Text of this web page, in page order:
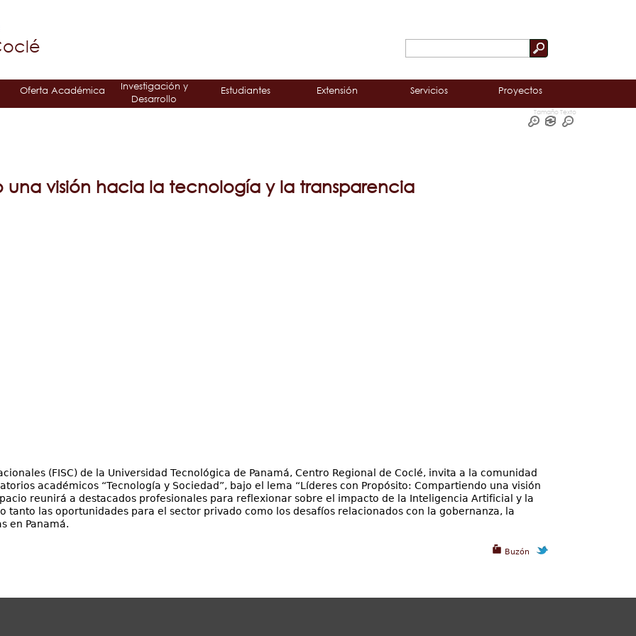
de
Oferta Académica
Investigación y
Desarrollo
Estudiantes Extensión Servicios Proyectos
Tamaño Texto
visión hacia la tecnología y la transparencia
(FISC) de la Universidad Tecnológica de Panamá, Centro Regional de Coclé, invita a la comunidad
académicos “Tecnología y Sociedad”, bajo el lema “Líderes con Propósito: Compartiendo una visión
reunirá a destacados profesionales para reflexionar sobre el impacto de la Inteligencia Artificial y la
tanto las oportunidades para el sector privado como los desafíos relacionados con la gobernanza, la
en Panamá.
Buzón